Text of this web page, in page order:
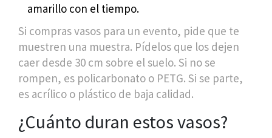
amarillo con el tiempo.
Si compras vasos para un evento, pide que te
muestren una muestra. Pídelos que los dejen
caer desde 30 cm sobre el suelo. Si no se
rompen, es policarbonato o PETG. Si se parte,
es acrílico o plástico de baja calidad.
¿Cuánto duran estos vasos?